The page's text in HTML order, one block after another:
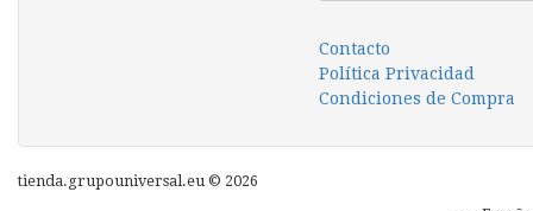
Contacto
Política Privacidad
Condiciones de Compra
tienda.grupouniversal.eu © 2026